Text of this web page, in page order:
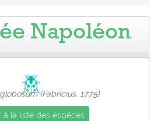
Le blog
Pro
Napoléon
(Fabricius, 1775)
à la liste des espèces